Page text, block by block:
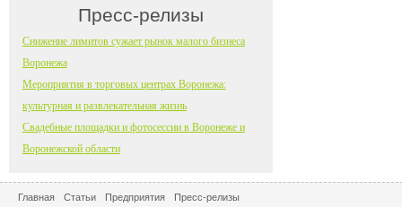
Пресс-релизы
Снижение лимитов сужает рынок малого бизнеса
Воронежа
Мероприятия в торговых центрах Воронежа:
культурная и развлекательная жизнь
Свадебные площадки и фотосессии в Воронеже и
Воронежской области
Главная Статьи Предприятия Пресс-релизы